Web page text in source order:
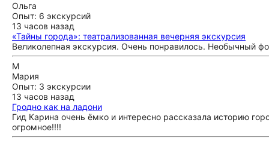
Ольга
Опыт: 6 экскурсий
13 часов назад
«Тайны города»: театрализованная вечерняя экскурсия
Великолепная экскурсия. Очень понравилось. Необычный
М
Мария
Опыт: 3 экскурсии
13 часов назад
Гродно как на ладони
Гид Карина очень ёмко и интересно рассказала историю
огромное!!!!